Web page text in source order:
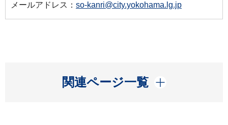
メールアドレス： so-kanri@city.yokohama.lg.jp
関連ページ一覧
開く